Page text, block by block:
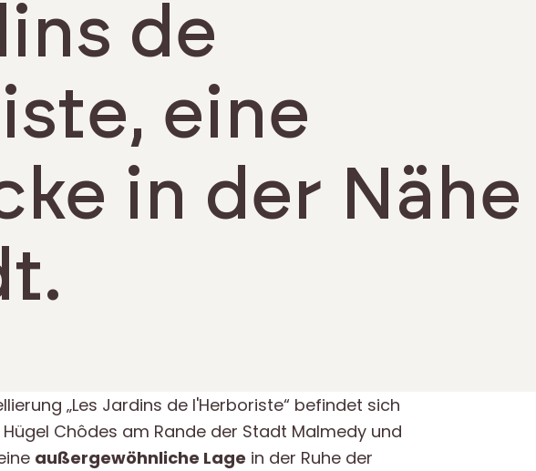
de
eine
in der Nähe
„Les Jardins de l'Herboriste“ befindet sich
Chôdes am Rande der Stadt Malmedy und
außergewöhnliche Lage in der Ruhe der